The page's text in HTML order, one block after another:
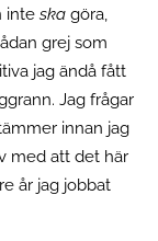
inte ska göra,
grej som
jag ändå fått
Jag frågar
innan jag
med att det här
år jag jobbat